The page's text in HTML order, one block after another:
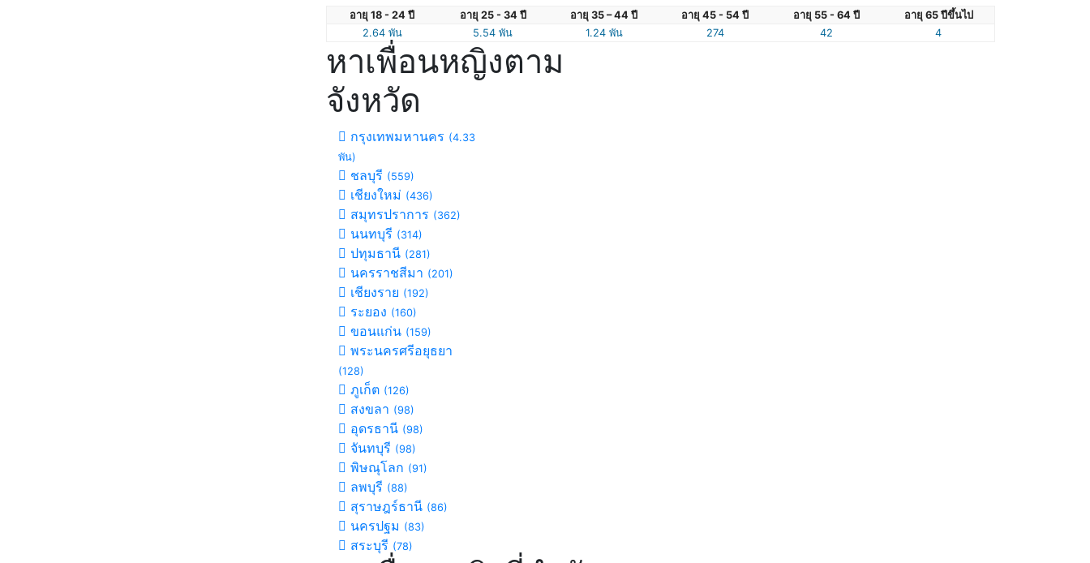
อายุ 18 - 24 ปี อายุ 25 - 34 ปี อายุ 35 – 44 ปี อายุ 45 - 54 ปี อายุ 55 - 64 ปี
อายุ 65 ปีขึ้นไป
2.64 พัน
5.54 พัน 1.24 พัน 274 42 4
หาเพื่อนหญิงตาม
จังหวัด
กรุงเทพมหานคร (4.33
พัน)
ชลบุรี (559)
เชียงใหม่ (436)
สมุทรปราการ (362)
นนทบุรี (314)
ปทุมธานี (281)
นครราชสีมา (201)
เชียงราย (192)
ระยอง (160)
ขอนแก่น (159)
พระนครศรีอยุธยา
(128)
ภูเก็ต (126)
สงขลา (98)
อุดรธานี (98)
จันทบุรี (98)
พิษณุโลก (91)
ลพบุรี (88)
สุราษฎร์ธานี (86)
นครปฐม (83)
สระบุรี (78)